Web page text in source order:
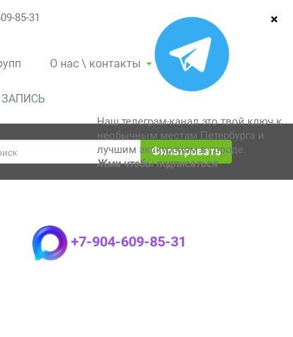
85-31
О нас \ контакты
ЗАПИСЬ
Фильтровать
+7-904-609-85-31
Наш телеграм-канал это твой ключ к
необычным местам Петербурга и
лучшим экскурсиям в городе.
Жми чтобы подписаться